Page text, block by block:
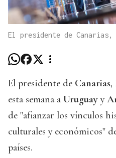
El presidente de Canarias,
El presidente de Canarias,
esta semana a Uruguay y
de "afianzar los vínculos
culturales y económicos"
países.